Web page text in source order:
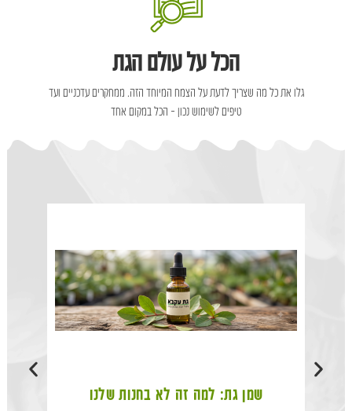
הכל על עולם הגת
גלו את כל מה שצריך לדעת על הצמח המיוחד הזה. ממחקרים עדכניים ועד
טיפים לשימוש נכון – הכל במקום אחד
שמן גת: למה זה לא בחנות שלנו